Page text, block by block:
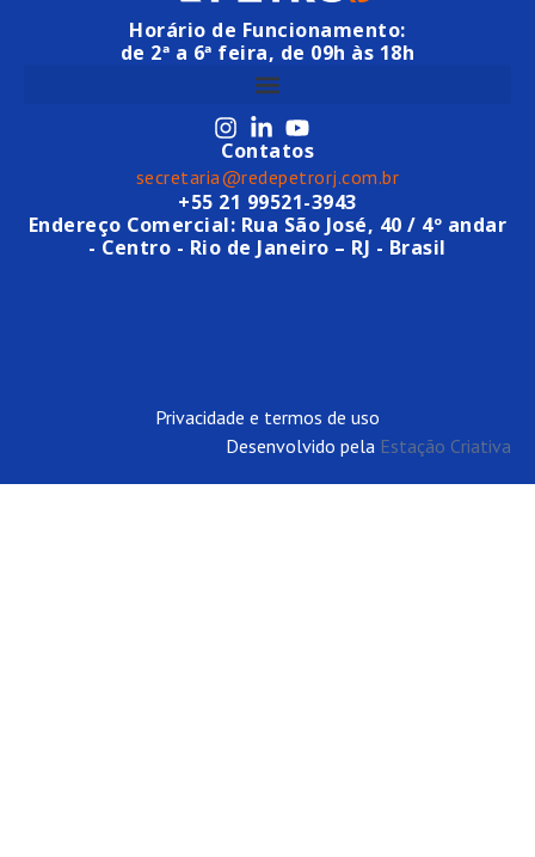
Horário de Funcionamento:
de 2ª a 6ª feira, de 09h às 18h
Contatos
secretaria@redepetrorj.com.br
+55 21 99521-3943
Endereço Comercial: Rua São José, 40 / 4º andar
- Centro - Rio de Janeiro – RJ - Brasil
Privacidade e termos de uso
Desenvolvido pela Estação Criativa